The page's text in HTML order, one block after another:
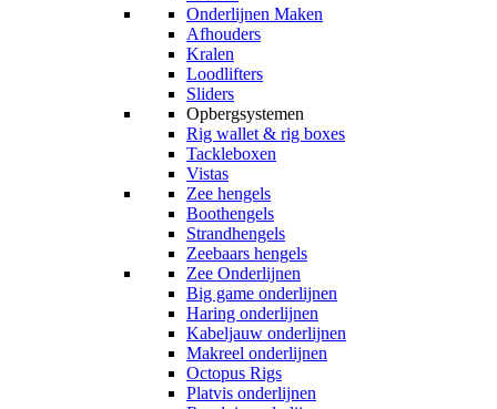
Onderlijnen Maken
Afhouders
Kralen
Loodlifters
Sliders
Opbergsystemen
Rig wallet & rig boxes
Tackleboxen
Vistas
Zee hengels
Boothengels
Strandhengels
Zeebaars hengels
Zee Onderlijnen
Big game onderlijnen
Haring onderlijnen
Kabeljauw onderlijnen
Makreel onderlijnen
Octopus Rigs
Platvis onderlijnen